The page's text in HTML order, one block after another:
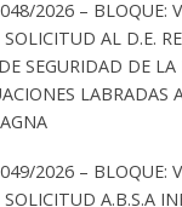
2026 – BLOQUE:
SOLICITUD AL D.E.
SEGURIDAD DE
LABRADAS
2026 – BLOQUE:
SOLICITUD A.B.S.A